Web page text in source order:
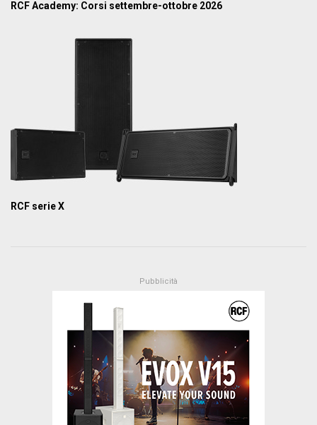
RCF Academy: Corsi settembre-ottobre 2026
RCF serie X